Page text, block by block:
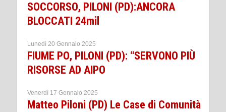
SOCCORSO, PILONI (PD):ANCORA
BLOCCATI 24mil
Lunedì 20 Gennaio 2025
FIUME PO, PILONI (PD): “SERVONO PIÙ
RISORSE AD AIPO
Venerdì 17 Gennaio 2025
Matteo Piloni (PD) Le Case di Comunità